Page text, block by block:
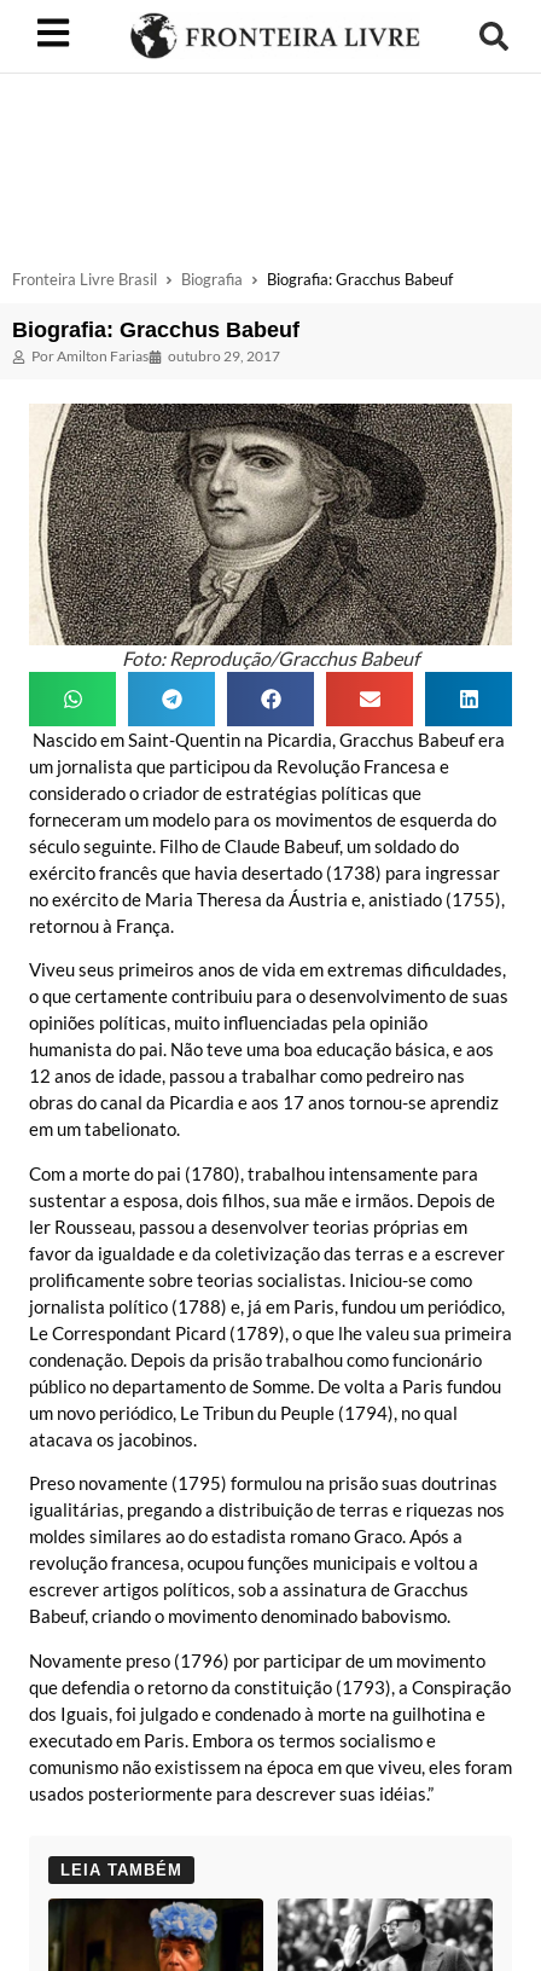
Fronteira Livre Brasil Biografia Biografia: Gracchus Babeuf
Biografia: Gracchus Babeuf
PorAmilton Farias outubro 29, 2017
Foto: Reprodução/Gracchus Babeuf
Nascido em Saint-Quentin na Picardia, Gracchus Babeuf era
um jornalista que participou da Revolução Francesa e
considerado o criador de estratégias políticas que
forneceram um modelo para os movimentos de esquerda do
século seguinte. Filho de Claude Babeuf, um soldado do
exército francês que havia desertado (1738) para ingressar
no exército de Maria Theresa da Áustria e, anistiado (1755),
retornou à França.
Viveu seus primeiros anos de vida em extremas dificuldades,
o que certamente contribuiu para o desenvolvimento de suas
opiniões políticas, muito influenciadas pela opinião
humanista do pai. Não teve uma boa educação básica, e aos
12 anos de idade, passou a trabalhar como pedreiro nas
obras do canal da Picardia e aos 17 anos tornou-se aprendiz
em um tabelionato.
Com a morte do pai (1780), trabalhou intensamente para
sustentar a esposa, dois filhos, sua mãe e irmãos. Depois de
ler Rousseau, passou a desenvolver teorias próprias em
favor da igualdade e da coletivização das terras e a escrever
prolificamente sobre teorias socialistas. Iniciou-se como
jornalista político (1788) e, já em Paris, fundou um periódico,
Le Correspondant Picard (1789), o que lhe valeu sua primeira
condenação. Depois da prisão trabalhou como funcionário
público no departamento de Somme. De volta a Paris fundou
um novo periódico, Le Tribun du Peuple (1794), no qual
atacava os jacobinos.
Preso novamente (1795) formulou na prisão suas doutrinas
igualitárias, pregando a distribuição de terras e riquezas nos
moldes similares ao do estadista romano Graco. Após a
revolução francesa, ocupou funções municipais e voltou a
escrever artigos políticos, sob a assinatura de Gracchus
Babeuf, criando o movimento denominado babovismo.
Novamente preso (1796) por participar de um movimento
que defendia o retorno da constituição (1793), a Conspiração
dos Iguais, foi julgado e condenado à morte na guilhotina e
executado em Paris. Embora os termos socialismo e
comunismo não existissem na época em que viveu, eles foram
usados posteriormente para descrever suas idéias.”
LEIA TAMBÉM